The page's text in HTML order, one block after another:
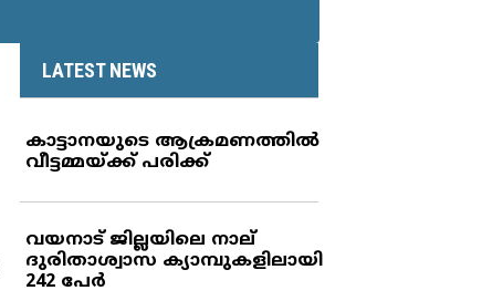
LATEST NEWS
കാട്ടാനയുടെ ആക്രമണത്തില്‍
വീട്ടമ്മയ്ക്ക് പരിക്ക്
വയനാട് ജില്ലയിലെ നാല്
ദുരിതാശ്വാസ ക്യാമ്പുകളിലായി
242 പേര്‍